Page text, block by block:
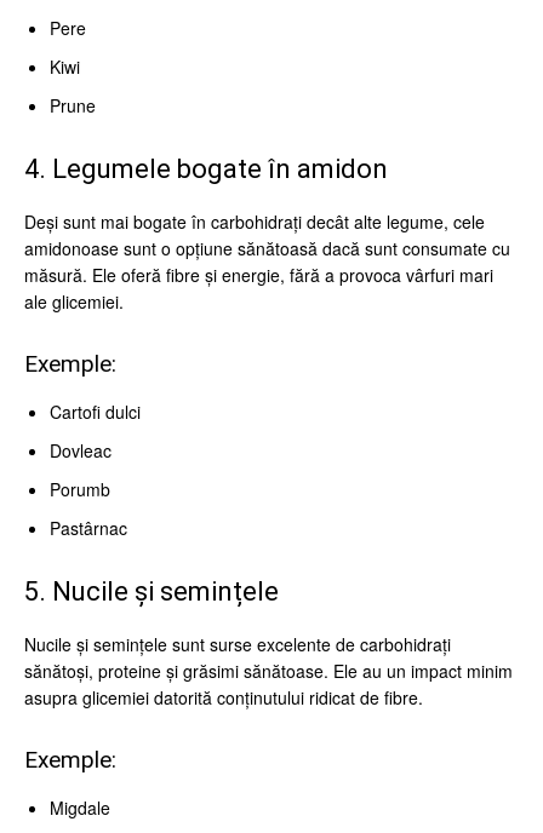
Pere
Kiwi
Prune
4. Legumele bogate în amidon
Deși sunt mai bogate în carbohidrați decât alte legume, cele
amidonoase sunt o opțiune sănătoasă dacă sunt consumate cu
măsură. Ele oferă fibre și energie, fără a provoca vârfuri mari
ale glicemiei.
Exemple:
Cartofi dulci
Dovleac
Porumb
Pastârnac
5. Nucile și semințele
Nucile și semințele sunt surse excelente de carbohidrați
sănătoși, proteine și grăsimi sănătoase. Ele au un impact minim
asupra glicemiei datorită conținutului ridicat de fibre.
Exemple:
Migdale